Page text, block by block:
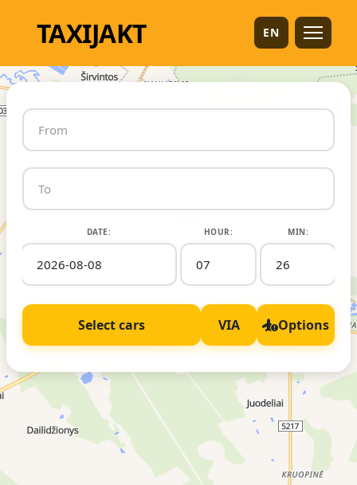
TAXIJAKT EN
DATE: HOUR: MIN:
Select cars VIA Options